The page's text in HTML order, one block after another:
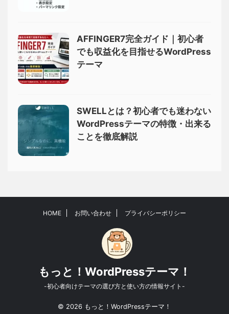
AFFINGER7完全ガイド｜初心者
でも収益化を目指せるWordPress
テーマ
SWELLとは？初心者でも迷わない
WordPressテーマの特徴・出来る
ことを徹底解説
HOME お問い合わせ プライバシーポリシー
もっと！WordPressテーマ！
-初心者向けテーマの選び方と使い方の情報サイト-
© 2026 もっと！WordPressテーマ！